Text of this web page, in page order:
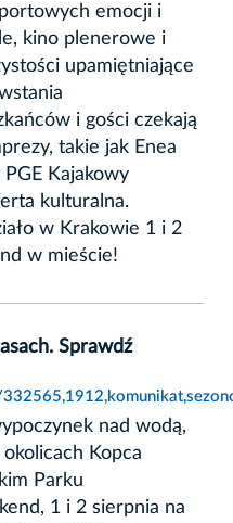
emocji i
kino plenerowe i
upamiętniające
i gości czekają
takie jak Enea
Kajakowy
kulturalna.
w Krakowie 1 i 2
w mieście!
Sprawdź
nad wodą,
Kopca
Parku
1 i 2 sierpnia na